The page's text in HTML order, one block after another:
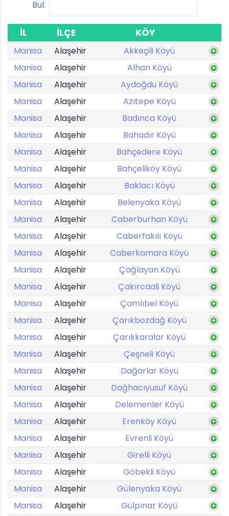
Bul:
İL İLÇE KÖY
Manisa Alaşehir
Akkeçili Köyü
Manisa
Alaşehir
Alhan Köyü
Manisa
Alaşehir
Aydoğdu Köyü
Manisa
Alaşehir
Azıtepe Köyü
Manisa
Alaşehir
Badınca Köyü
Manisa
Alaşehir
Bahadır Köyü
Manisa
Alaşehir
Bahçedere Köyü
Manisa
Alaşehir
Bahçeliköy Köyü
Manisa
Alaşehir
Baklacı Köyü
Manisa
Alaşehir
Belenyaka Köyü
Manisa
Alaşehir
Caberburhan Köyü
Manisa
Alaşehir
Caberfakılı Köyü
Manisa
Alaşehir
Caberkamara Köyü
Manisa
Alaşehir
Çağlayan Köyü
Manisa
Alaşehir
Çakırcaali Köyü
Manisa
Alaşehir
Çamlıbel Köyü
Manisa
Alaşehir
Çarıkbozdağ Köyü
Manisa
Alaşehir
Çarıkkaralar Köyü
Manisa
Alaşehir
Çeşneli Köyü
Manisa
Alaşehir
Dağarlar Köyü
Manisa
Alaşehir
Dağhacıyusuf Köyü
Manisa
Alaşehir
Delemenler Köyü
Manisa
Alaşehir
Erenköy Köyü
Manisa
Alaşehir
Evrenli Köyü
Manisa
Alaşehir
Girelli Köyü
Manisa
Alaşehir
Göbekli Köyü
Manisa
Alaşehir
Gülenyaka Köyü
Manisa
Alaşehir
Gülpınar Köyü